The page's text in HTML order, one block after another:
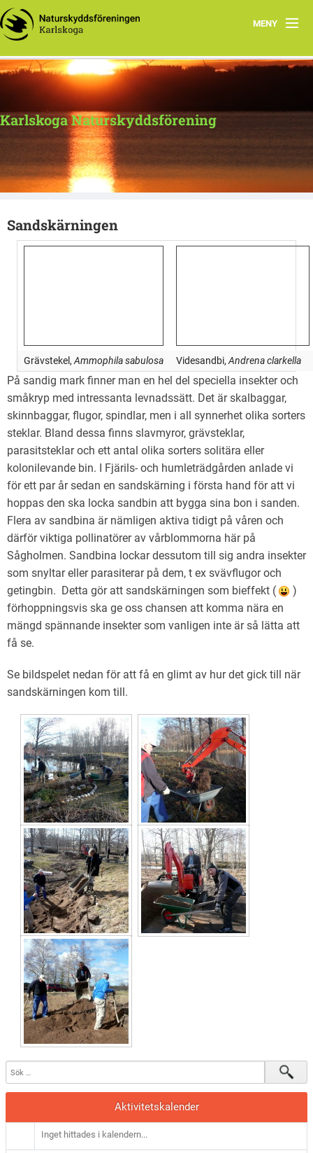
MENY
Hem
Om oss
Karlskoga Naturskyddsförening
Sandskärningen
Grävstekel, Ammophila sabulosa Videsandbi, Andrena clarkella
På sandig mark finner man en hel del speciella insekter och
småkryp med intressanta levnadssätt. Det är skalbaggar,
skinnbaggar, flugor, spindlar, men i all synnerhet olika sorters
steklar. Bland dessa finns slavmyror, grävsteklar,
parasitsteklar och ett antal olika sorters solitära eller
kolonilevande bin. I Fjärils- och humleträdgården anlade vi
för ett par år sedan en sandskärning i första hand för att vi
hoppas den ska locka sandbin att bygga sina bon i sanden.
Flera av sandbina är nämligen aktiva tidigt på våren och
därför viktiga pollinatörer av vårblommorna här på
Sågholmen. Sandbina lockar dessutom till sig andra insekter
som snyltar eller parasiterar på dem, t ex svävflugor och
getingbin. Detta gör att sandskärningen som bieffekt (
)
förhoppningsvis ska ge oss chansen att komma nära en
mängd spännande insekter som vanligen inte är så lätta att
få se.
Se bildspelet nedan för att få en glimt av hur det gick till när
sandskärningen kom till.
Aktivitetskalender
Inget hittades i kalendern...